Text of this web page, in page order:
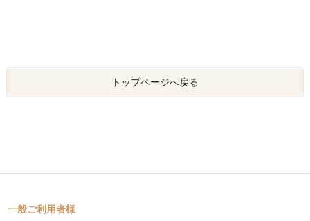
トップページへ戻る
一般ご利用者様